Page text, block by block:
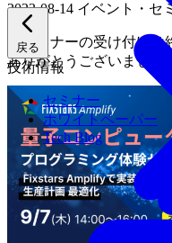
戻る
技術情報
セミナー
ホワイトペーパー
Tech Blog
2023-08-14 イベント・セ
本セミナーの受け付け
ありがとうございました。